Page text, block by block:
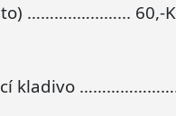
………..…...…... 60,-
kladivo